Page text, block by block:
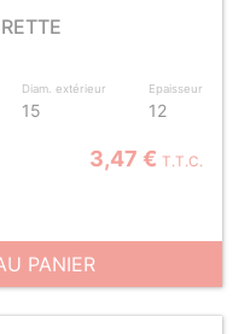
Diam. extérieur
15
Epaisseur
12
3,47 € T.T.C.
PANIER